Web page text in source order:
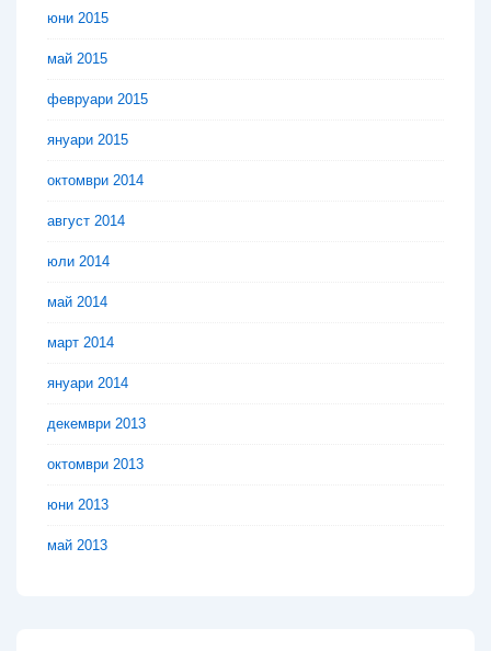
юни 2015
май 2015
февруари 2015
януари 2015
октомври 2014
август 2014
юли 2014
май 2014
март 2014
януари 2014
декември 2013
октомври 2013
юни 2013
май 2013